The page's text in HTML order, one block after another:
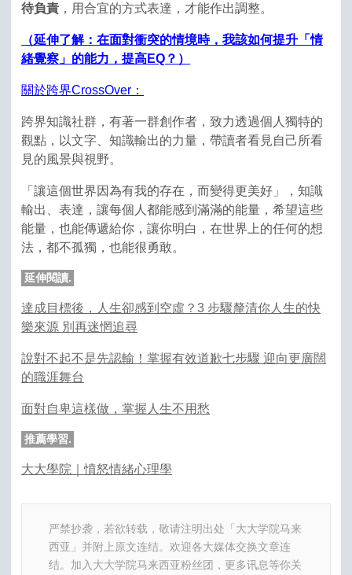
待負責 ，用合宜的方式表達，才能作出調整。
（延伸了解：在面對衝突的情境時，我該如何提升「情
緒覺察」的能力，提高EQ？）
關於跨界CrossOver：
跨界知識社群，有著一群創作者，致力透過個人獨特的
觀點，以文字、知識輸出的力量，帶讀者看見自己所看
見的風景與視野。
「讓這個世界因為有我的存在，而變得更美好」，知識
輸出、表達，讓每個人都能感到滿滿的能量，希望這些
能量，也能傳遞給你，讓你明白，在世界上的任何的想
法，都不孤獨，也能很勇敢。
延伸閱讀.
達成目標後，人生卻感到空虛？3 步驟釐清你人生的快
樂來源 別再迷惘追尋
說對不起不是先認輸！掌握有效道歉七步驟 迎向更廣闊
的職涯舞台
面對自卑這樣做，掌握人生不用愁
推薦學習.
大大學院｜憤怒情緒心理學
严禁抄袭，若欲转载，敬请注明出处「大大学院马来
西亚」并附上原文连结。欢迎各大媒体交换文章连
结。加入大大学院马来西亚粉丝团，更多讯息等你关